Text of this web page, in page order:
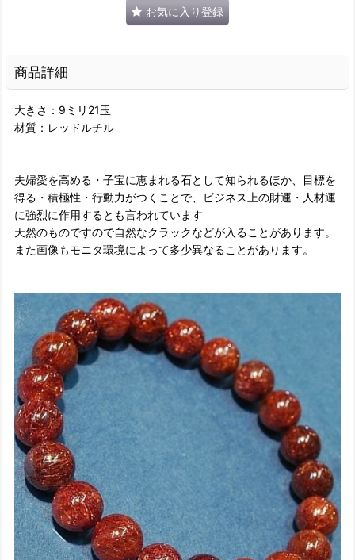
お気に入り登録
商品詳細
大きさ：9ミリ21玉
材質：レッドルチル
夫婦愛を高める・子宝に恵まれる石として知られるほか、目標を
得る・積極性・行動力がつくことで、ビジネス上の財運・人材運
に強烈に作用するとも言われています
天然のものですので自然なクラックなどが入ることがあります。
また画像もモニタ環境によって多少異なることがあります。